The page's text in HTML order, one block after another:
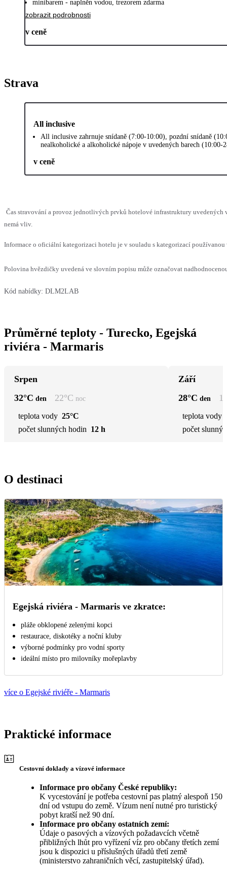
minibarem - naplněn vodou, trezorem zdarma
zobrazit podrobnosti
v ceně
Strava
All inclusive
All inclusive zahrnuje snídaně (7:00-10:00), pozdní snídaně
nealkoholické a alkoholické nápoje v uvedených barech (10:00-
v ceně
Čas stravování a provoz jednotlivých prvků hotelové infrastruktury uvedených
nemá vliv.
Informace o oficiální kategorizaci hotelu je v souladu s kategorizací
Polovina hvězdičky uvedená ve slovním popisu může označovat
Kód nabídky: DLM2LAB
Průměrné teploty - Turecko, Egejská
riviéra - Marmaris
Srpen
32°C den 22°C noc
teplota vody 25°C
počet slunných hodin 12 h
Září
28°C den
teplota vody
počet
O destinaci
Egejská riviéra - Marmaris ve zkratce:
pláže obklopené zelenými kopci
restaurace, diskotéky a noční kluby
výborné podmínky pro vodní sporty
ideální místo pro milovníky mořeplavby
více o Egejské riviéře - Marmaris
Praktické informace
Cestovní doklady a vízové informace
Informace pro občany České republiky:
K vycestování je potřeba cestovní pas platný alespoň 150
dní od vstupu do země. Vízum není nutné pro turistický
pobyt kratší než 90 dní.
Informace pro občany ostatních zemí:
Údaje o pasových a vízových požadavcích včetně
přibližných lhůt pro vyřízení víz pro občany třetích zemí
jsou k dispozici u příslušných úřadů třetí země
(ministerstvo zahraničních věcí, zastupitelský úřad).